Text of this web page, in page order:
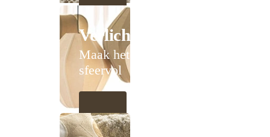
Verlichting
Maak het
sfeervol